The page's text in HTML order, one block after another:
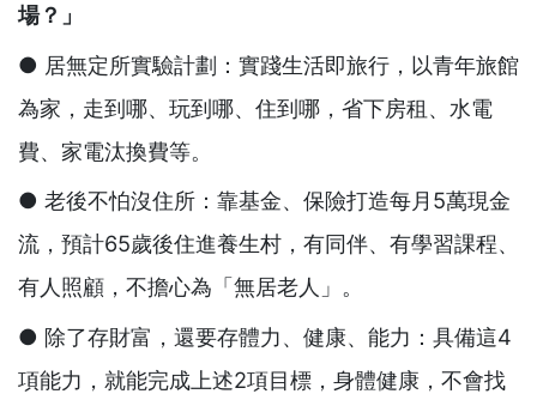
場？」
● 居無定所實驗計劃：實踐生活即旅行，以青年旅館
為家，走到哪、玩到哪、住到哪，省下房租、水電
費、家電汰換費等。
● 老後不怕沒住所：靠基金、保險打造每月5萬現金
流，預計65歲後住進養生村，有同伴、有學習課程、
有人照顧，不擔心為「無居老人」。
● 除了存財富，還要存體力、健康、能力：具備這4
項能力，就能完成上述2項目標，身體健康，不會找